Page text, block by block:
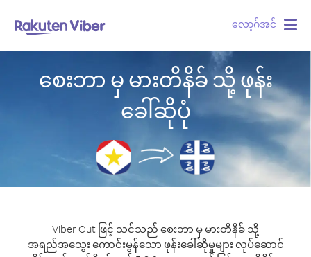
လော့ဂ်အင်
စေးဘာ မှ မားတိနိခ် သို့ ဖုန်း
ခေါ်ဆိုပုံ
Viber Out ဖြင့် သင်သည် စေးဘာ မှ မားတိနိခ် သို့
အရည်အသွေး ကောင်းမွန်သော ဖုန်းခေါ်ဆိုမှုများ လုပ်ဆောင်